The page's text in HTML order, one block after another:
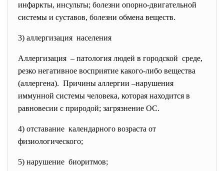
инфаркты, инсульты; болезни опорно-двигательной
системы и суставов, болезни обмена веществ.
3) аллергизация населения
Аллергизация – патология людей в городской среде,
резко негативное восприятие какого-либо вещества
(аллергена). Причины аллергии –нарушения
иммунной системы человека, которая находится в
равновесии с природой; загрязнение ОС.
4) отставание календарного возраста от
физиологического;
5) нарушение биоритмов;